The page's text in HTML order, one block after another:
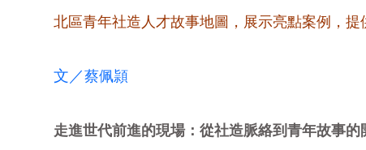
北區青年社造人才故事地圖，展示亮點案例，提
文／蔡佩頴
走進世代前進的現場：從社造脈絡到青年故事的